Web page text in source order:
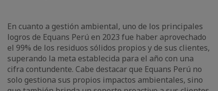
En cuanto a gestión ambiental, uno de los principales
logros de Equans Perú en 2023 fue haber aprovechado
el 99% de los residuos sólidos propios y de sus clientes,
superando la meta establecida para el año con una
cifra contundente. Cabe destacar que Equans Perú no
solo gestiona sus propios impactos ambientales, sino